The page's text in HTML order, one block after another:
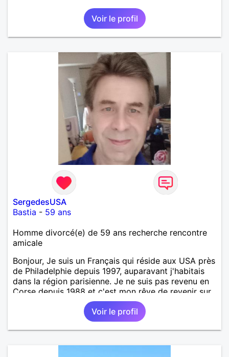
Voir le profil
SergedesUSA
Bastia - 59 ans
Homme divorcé(e) de 59 ans recherche rencontre
amicale
Bonjour, Je suis un Français qui réside aux USA près
de Philadelphie depuis 1997, auparavant j'habitais
dans la région parisienne. Je ne suis pas revenu en
Corse depuis 1988 et c'est mon rêve de revenir sur
l'île de beauté et même peut-être d'y rester. J'ai
quelques origines corses du côté de ma mère mais
plus de famille à part ma mère et j'avais fait
quelques projets avec elle pour trouver "un pied-à-
Voir le profil